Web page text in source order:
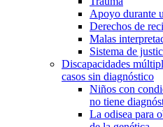
Apoyo durante
Derechos de
Malas
Sistema de
Discapacidades
casos sin diagnóstico
Niños con
no tiene
La odisea para